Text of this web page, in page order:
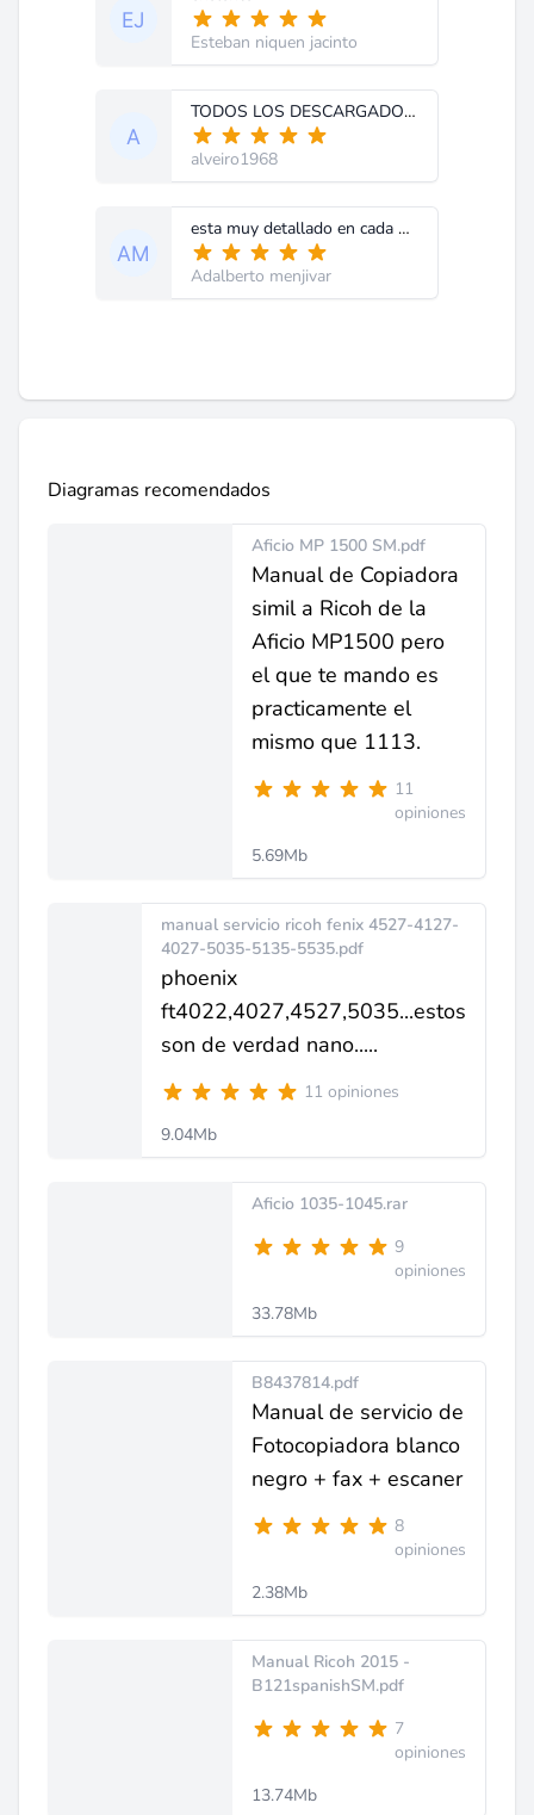
Esteban niquen jacinto
TODOS LOS DESCARGADOS MUY BUENOS
alveiro1968
esta muy detallado en cada modulo explica los pasos a seguir ademas esta en español
Adalberto menjivar
Diagramas recomendados
Aficio MP 1500 SM.pdf
Manual de Copiadora
simil a Ricoh de la
Aficio MP1500 pero
el que te mando es
practicamente el
mismo que 1113.
11
opiniones
5.69Mb
manual servicio ricoh fenix 4527-4127-
4027-5035-5135-5535.pdf
phoenix
ft4022,4027,4527,5035...estos
son de verdad nano.....
11 opiniones
9.04Mb
Aficio 1035-1045.rar
9
opiniones
33.78Mb
B8437814.pdf
Manual de servicio de
Fotocopiadora blanco
negro + fax + escaner
8
opiniones
2.38Mb
Manual Ricoh 2015 -
B121spanishSM.pdf
7
opiniones
13.74Mb